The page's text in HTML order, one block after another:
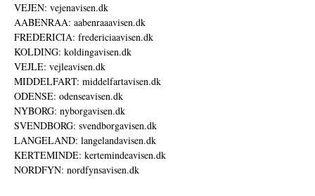
VEJEN: vejenavisen.dk
AABENRAA: aabenraaavisen.dk
FREDERICIA: fredericiaavisen.dk
KOLDING: koldingavisen.dk
VEJLE: vejleavisen.dk
MIDDELFART: middelfartavisen.dk
ODENSE: odenseavisen.dk
NYBORG: nyborgavisen.dk
SVENDBORG: svendborgavisen.dk
LANGELAND: langelandavisen.dk
KERTEMINDE: kertemindeavisen.dk
NORDFYN: nordfynsavisen.dk